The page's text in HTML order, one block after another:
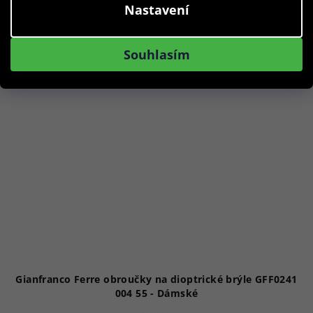
Nastavení
Souhlasím
Gianfranco Ferre obroučky na dioptrické brýle GFF0241
004 55 - Dámské